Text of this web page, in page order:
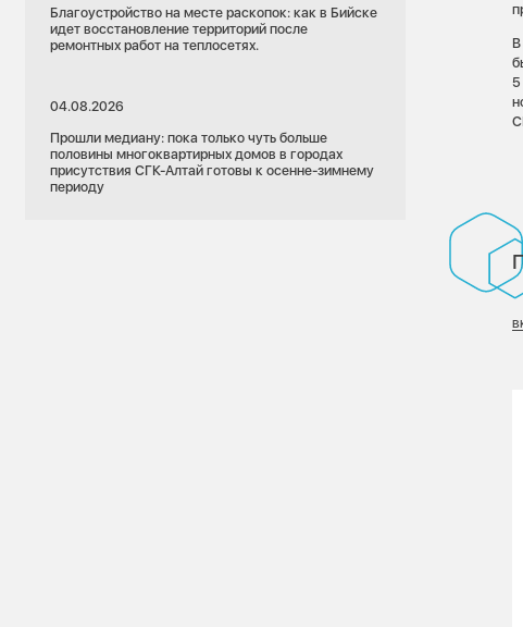
Благоустройство на месте раскопок: как в Бийске
идет восстановление территорий после
ремонтных работ на теплосетях.
04.08.2026
Прошли медиану: пока только чуть больше
половины многоквартирных домов в городах
присутствия СГК-Алтай готовы к осенне-зимнему
периоду